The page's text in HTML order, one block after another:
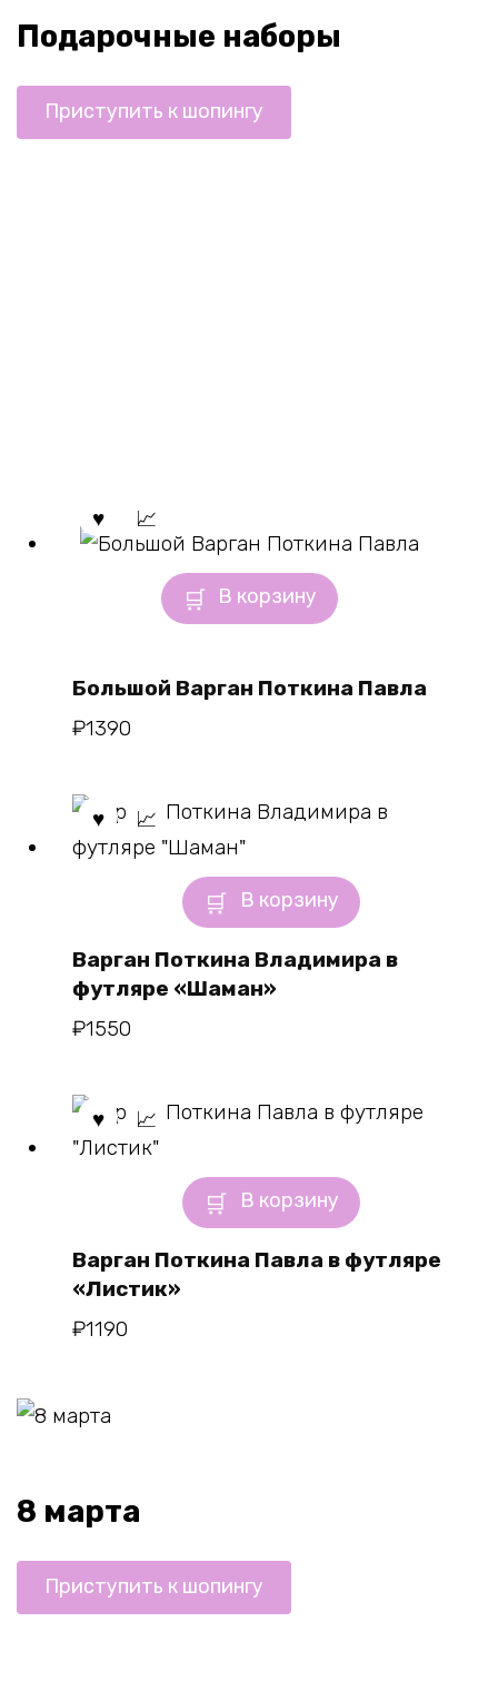
Подарочные наборы
Приступить к шопингу
В корзину
Большой Варган Поткина Павла
₽1390
В корзину
Варган Поткина Владимира в
футляре «Шаман»
₽1550
В корзину
Варган Поткина Павла в футляре
«Листик»
₽1190
8 марта
Приступить к шопингу